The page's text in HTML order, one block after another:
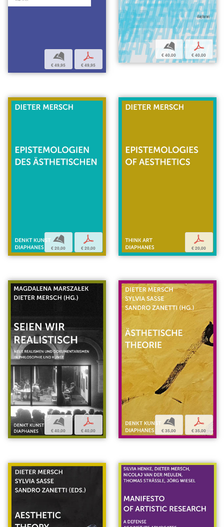
b
€ 49,95
p
€ 49,95
b
€ 40,00
p
€ 40,00
b
€ 20,00
p
€ 20,00
p
€ 20,00
b
€ 40,00
p
€ 40,00
b
€ 35,00
p
€ 35,00